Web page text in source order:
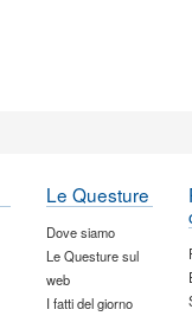
Le Questure
Dove siamo
Le Questure sul
web
I fatti del giorno